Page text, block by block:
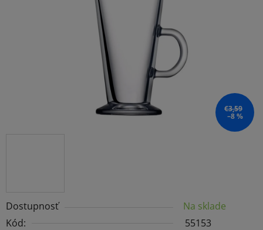
Dostupnosť
Na sklade
Kód:
55153
€3,59
–8 %